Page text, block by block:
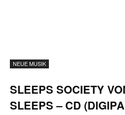
NEUE MUSIK
SLEEPS SOCIETY
SLEEPS – CD